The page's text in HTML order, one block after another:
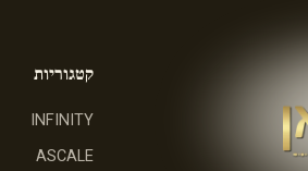
קטגוריות
INFINITY
ASCALE